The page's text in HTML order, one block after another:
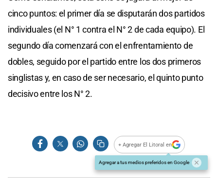
cinco puntos: el primer día se disputarán dos partidos
individuales (el N° 1 contra el N° 2 de cada equipo). El
segundo día comenzará con el enfrentamiento de
dobles, seguido por el partido entre los dos primeros
singlistas y, en caso de ser necesario, el quinto punto
decisivo entre los N° 2.
+ Agregar El Litoral en
Agregar a tus medios preferidos en Google